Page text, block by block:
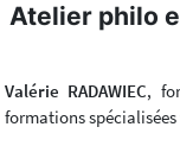
Atelier philo
Valérie RADAWIEC,
formations